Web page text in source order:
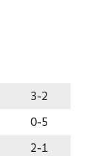
3-2
0-5
2-1